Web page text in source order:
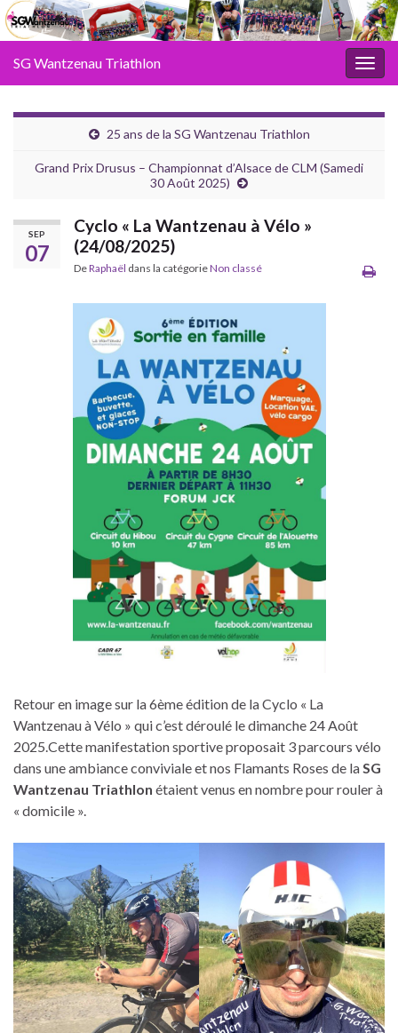
SG Wantzenau Triathlon
25 ans de la SG Wantzenau Triathlon
Grand Prix Drusus – Championnat d’Alsace de CLM (Samedi
30 Août 2025)
SEP
07
Cyclo « La Wantzenau à Vélo »
(24/08/2025)
DeRaphaël dans la catégorieNon classé
Retour en image sur la 6ème édition de la Cyclo « La
Wantzenau à Vélo » qui c’est déroulé le dimanche 24 Août
2025.Cette manifestation sportive proposait 3 parcours vélo
dans une ambiance conviviale et nos Flamants Roses de laSG
Wantzenau Triathlon étaient venus en nombre pour rouler à
« domicile ».